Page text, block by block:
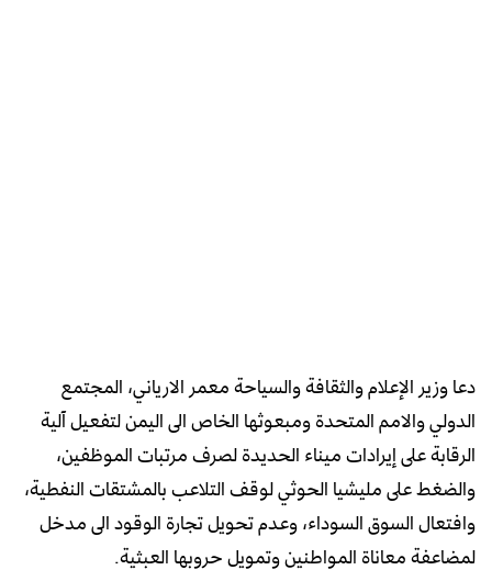
دعا وزير الإعلام والثقافة والسياحة معمر الارياني، المجتمع
الدولي والامم المتحدة ومبعوثها الخاص الى اليمن لتفعيل آلية
الرقابة على إيرادات ميناء الحديدة لصرف مرتبات الموظفين،
والضغط على مليشيا الحوثي لوقف التلاعب بالمشتقات النفطية،
وافتعال السوق السوداء، وعدم تحويل تجارة الوقود الى مدخل
لمضاعفة معاناة المواطنين وتمويل حروبها العبثية.